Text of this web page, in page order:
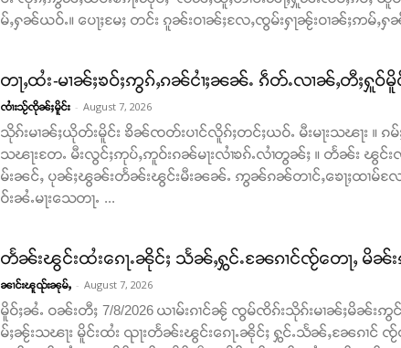
မ်ႇႁၼ်ယဝ်ႉ။ ပေႃႈမႄႈ တင်း ၵူၼ်းဝၢၼ်ႈလႄႇၸွမ်းႁႃၼႂ်းဝၢၼ်ႈဢမ်ႇႁ
တႃႇထႆး-မၢၼ်ႈၶဝ်ႈဢွၵ်ႇၵၼ်ငၢႆႈၼၼ်ႉ ၵဵတ်ႉလၢၼ်ႇတီႈႁူဝ်မိူ
ၸၢႆးသႂ်ၸိုၼ်ႈမိူင်း - August 7, 2026
သိုၵ်းမၢၼ်ႈယိုတ်းမိူင်း ၶိၼ်ၸတ်းပၢင်လိူၵ်ႈတင်ႈယဝ်ႉ မီးမႃးသၽႃး ။
သၽႃးတႄႉ မီးလွင်ႈဢုပ်ႇဢူဝ်းၵၼ်မႃးလၢႆၶၵ်ႉလၢႆတွၼ်ႈ ။ တႅၼ်း ၽွင်း
မ်းၼင်ႇ ပုၼ်ႈၽွၼ်းတႅၼ်းၽွင်းမီးၼၼ်ႉ ဢွၼ်ၵၼ်တၢင်ႇၶေႃႈထၢမ်လ
ဝ်းၼႆႉမႃးသေတႃႉ ...
တႅၼ်းၽွင်းထႆးၵေႃႉၼိုင်ႈ သႅၼ်ႇႁွင်ႉၼႄၵၢင်ၸႂ်တေႃႇ မိၼ်
ၼၢင်းၽူၺ်းၼုမ်ႇ - August 7, 2026
မိူဝ်ႈၼႆႉ ဝၼ်းတီႈ 7/8/2026 ယၢမ်းၵၢင်ၼႂ် ၸွမ်ၸိၵ်းသိုၵ်းမၢၼ်ႈမိၼ်းဢွ
မ်ႈၼႂ်းသၽႃး မိူင်းထႆး ၺႃးတႅၼ်းၽွင်းၵေႃႉၼိုင်ႈ ႁွင်ႉသႅၼ်ႇၼႄၵၢင် ၸႂ်